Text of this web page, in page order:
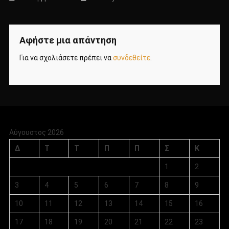
Αφήστε μια απάντηση
Για να σχολιάσετε πρέπει νασυνδεθείτε.
Αύγουστος 2026
Δ
Τ Τ Π Π Σ Κ
1 2
3 4 5 6 7 8 9
10 11 12 13 14 15 16
17 18 19 20 21 22 23